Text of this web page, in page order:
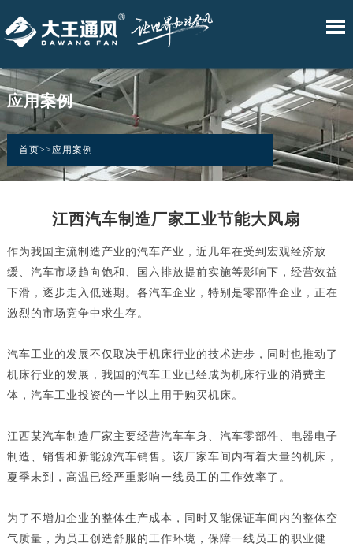
站
首
页
品
中
心
•W.Fans
智
慧
风
系
列
•D.Fans
自
然
风
系
列
•DW.Fans
臻
享
风
系
列
•DAWANG
BOX
控
制
系
统
•DM.Fans
舒
爽
风
系
列
术
服
务
决
方
案
用
案
例
闻
资
讯
于
我
们
应用案例
首页>>应用案例
江西汽车制造厂家工业节能大风扇
作为我国主流制造产业的汽车产业，近几年在受到宏观经济放
缓、汽车市场趋向饱和、国六排放提前实施等影响下，经营效益
下滑，逐步走入低迷期。各汽车企业，特别是零部件企业，正在
激烈的市场竞争中求生存。
汽车工业的发展不仅取决于机床行业的技术进步，同时也推动了
机床行业的发展，我国的汽车工业已经成为机床行业的消费主
体，汽车工业投资的一半以上用于购买机床。
江西某汽车制造厂家主要经营汽车车身、汽车零部件、电器电子
制造、销售和新能源汽车销售。该厂家车间内有着大量的机床，
夏季未到，高温已经严重影响一线员工的工作效率了。
为了不增加企业的整体生产成本，同时又能保证车间内的整体空
气质量，为员工创造舒服的工作环境，保障一线员工的职业健